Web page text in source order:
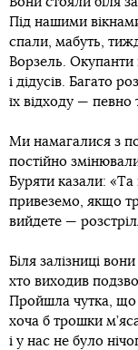
Під нашими
спали, мабуть,
Ворзель. Окупанти
і дідусів. Багато
їх відходу — певно
Ми намагалися з
постійно
Буряти казали:
привеземо, якщо
вийдете —
Біля залізниці
хто виходив
Пройшла чутка, що
хоча б трошки
і у нас не було